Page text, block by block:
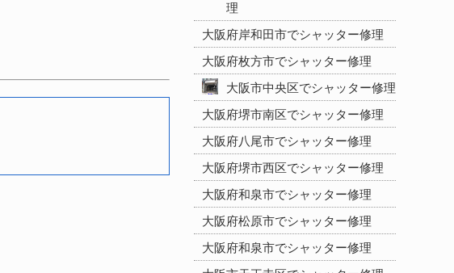
理
大阪府岸和田市でシャッター修理
大阪府枚方市でシャッター修理
大阪市中央区でシャッター修理
大阪府堺市南区でシャッター修理
大阪府八尾市でシャッター修理
大阪府堺市西区でシャッター修理
大阪府和泉市でシャッター修理
大阪府松原市でシャッター修理
大阪府和泉市でシャッター修理